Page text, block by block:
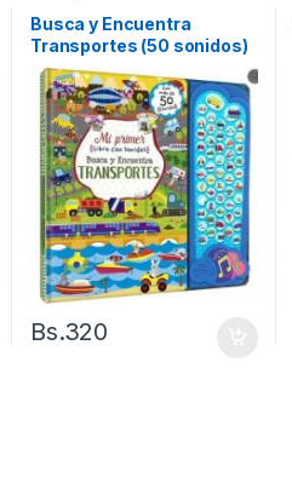
Busca y Encuentra
Transportes (50 sonidos)
Bs.320